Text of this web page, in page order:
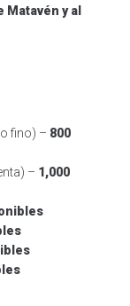
y al
fino) – 800
– 1,000